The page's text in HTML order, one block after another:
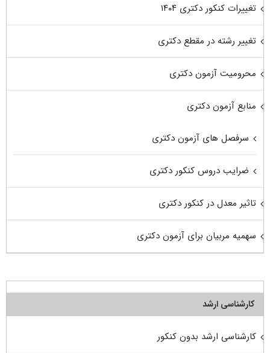
تغییرات کنکور دکتری ۱۴۰۴
تغییر رشته در مقطع دکتری
محرومیت آزمون دکتری
منابع آزمون دکتری
سرفصل های آزمون دکتری
ضرایب دروس کنکور دکتری
تاثیر معدل در کنکور دکتری
سهمیه مربیان برای آزمون دکتری
کارشناسی ارشد
کارشناسی ارشد بدون کنکور